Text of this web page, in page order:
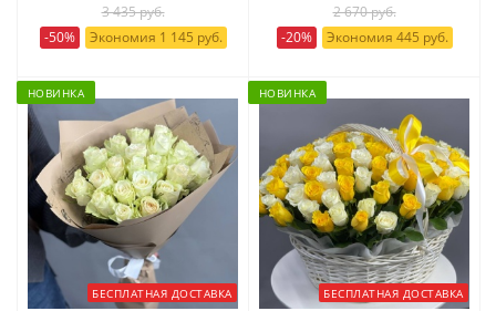
3 435 руб.
-50%
Экономия 1 145 руб.
2 670 руб.
-20%
Экономия 445 руб.
НОВИНКА
БЕСПЛАТНАЯ ДОСТАВКА
НОВИНКА
БЕСПЛАТНАЯ ДОСТАВКА